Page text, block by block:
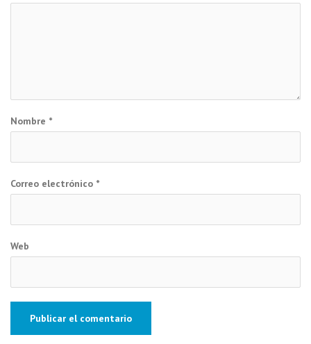
Nombre *
Correo electrónico *
Web